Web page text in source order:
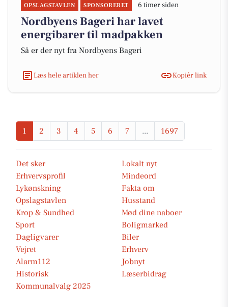
OPSLAGSTAVLEN SPONSORERET 6 timer siden
Nordbyens Bageri har lavet
energibarer til madpakken
Så er der nyt fra Nordbyens Bageri
Læs hele artiklen her Kopiér link
1 2 3 4 5 6 7 ... 1697
Det sker
Lokalt nyt
Erhvervsprofil
Mindeord
Lykønskning
Fakta om
Opslagstavlen
Husstand
Krop & Sundhed
Mød dine naboer
Sport
Boligmarked
Dagligvarer
Biler
Vejret
Erhverv
Alarm112
Jobnyt
Historisk
Læserbidrag
Kommunalvalg 2025